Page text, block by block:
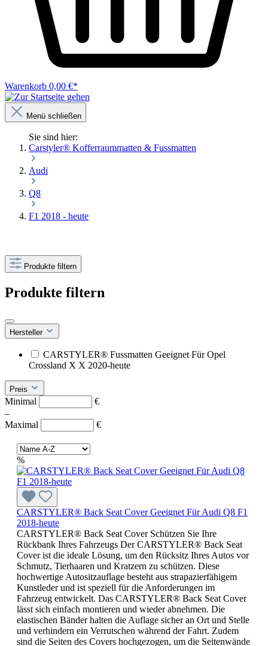
Warenkorb 0,00 €*
Menü schließen
Sie sind hier:
Carstyler® Kofferraummatten & Fussmatten
Audi
Q8
F1 2018 - heute
Produkte filtern
Produkte filtern
Hersteller
CARSTYLER® Fussmatten Geeignet Für Opel
Crossland X X 2020-heute
Preis
Minimal
€
–
Maximal
€
%
CARSTYLER® Back Seat Cover Geeignet Für Audi Q8 F1
2018-heute
CARSTYLER® Back Seat Cover Schützen Sie Ihre
Rückbank Ihres Fahrzeugs Der CARSTYLER® Back Seat
Cover ist die ideale Lösung, um den Rücksitz Ihres Autos vor
Schmutz, Tierhaaren und Kratzern zu schützen. Diese
hochwertige Autositzauflage besteht aus strapazierfähigem
Kunstleder und ist speziell für die Anforderungen im
Fahrzeug entwickelt. Das CARSTYLER® Back Seat Cover
lässt sich einfach montieren und wieder abnehmen. Die
elastischen Bänder halten die Auflage sicher an Ort und Stelle
und verhindern ein Verrutschen während der Fahrt. Zudem
sind die Seiten des Covers hochgezogen, um die Seitenwände